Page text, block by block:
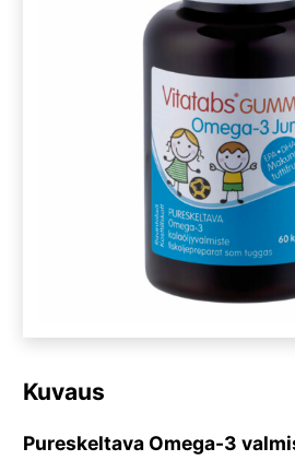
Kuvaus
Pureskeltava Omega-3